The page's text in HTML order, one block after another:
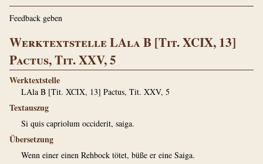
Feedback geben
Werktextstelle LAla B [Tit. XCIX, 13]
Pactus, Tit. XXV, 5
Werktextstelle
LAla B [Tit. XCIX, 13] Pactus, Tit. XXV, 5
Textauszug
Si quis capriolum occiderit, saiga.
Übersetzung
Wenn einer einen Rehbock tötet, büße er eine Saiga.